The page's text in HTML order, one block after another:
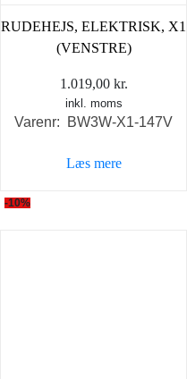
RUDEHEJS, ELEKTRISK, X1
(VENSTRE)
1.019,00 kr.
inkl. moms
Varenr: BW3W-X1-147V
Læs mere
-10%